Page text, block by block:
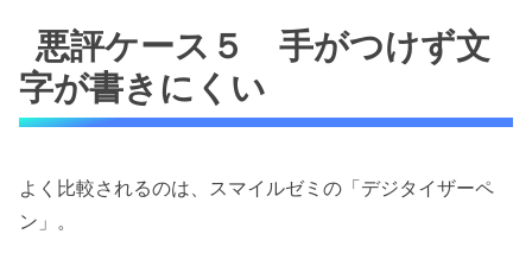
悪評ケース５ 手がつけず文
字が書きにくい
よく比較されるのは、スマイルゼミの「デジタイザーペ
ン」。